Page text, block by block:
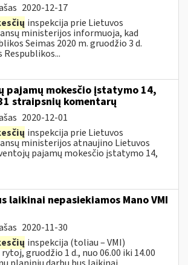
2020-12-17
inspekcija prie Lietuvos
ministerijos informuoja, kad
Seimas 2020 m. gruodžio 3 d.
pajamų mokesčio įstatymo 14,
straipsnių komentarų
2020-12-01
inspekcija prie Lietuvos
ministerijos atnaujino Lietuvos
pajamų mokesčio įstatymo 14,
laikinai nepasiekiamos Mano VMI
2020-11-30
inspekcija (toliau – VMI)
gruodžio 1 d., nuo 06.00 iki 14.00